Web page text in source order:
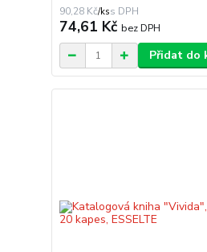
90,28 Kč/ks
74,61 Kč bez DPH
Přidat do